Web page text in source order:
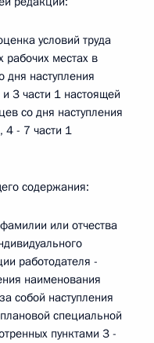
условий труда
рабочих местах в
дня наступления
3 части 1 настоящей
со дня наступления
4 - 7 части 1
содержания:
или отчества
работодателя -
наименования
собой наступления
специальной
пунктами 3 -